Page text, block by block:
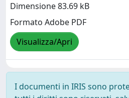
Dimensione 83.69 kB
Formato Adobe PDF
Visualizza/Apri
I documenti in IRIS sono